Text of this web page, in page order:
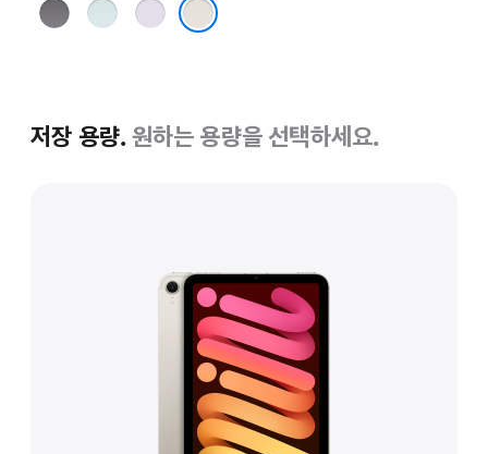
스페이스블루 퍼플
저장 용량.원하는 용량을 선택하세요.